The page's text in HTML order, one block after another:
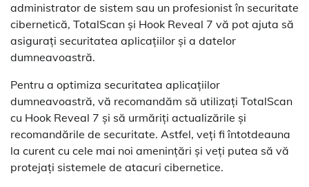
administrator de sistem sau un profesionist în securitate
cibernetică, TotalScan și Hook Reveal 7 vă pot ajuta să
asigurați securitatea aplicațiilor și a datelor
dumneavoastră.
Pentru a optimiza securitatea aplicațiilor
dumneavoastră, vă recomandăm să utilizați TotalScan
cu Hook Reveal 7 și să urmăriți actualizările și
recomandările de securitate. Astfel, veți fi întotdeauna
la curent cu cele mai noi amenințări și veți putea să vă
protejați sistemele de atacuri cibernetice.